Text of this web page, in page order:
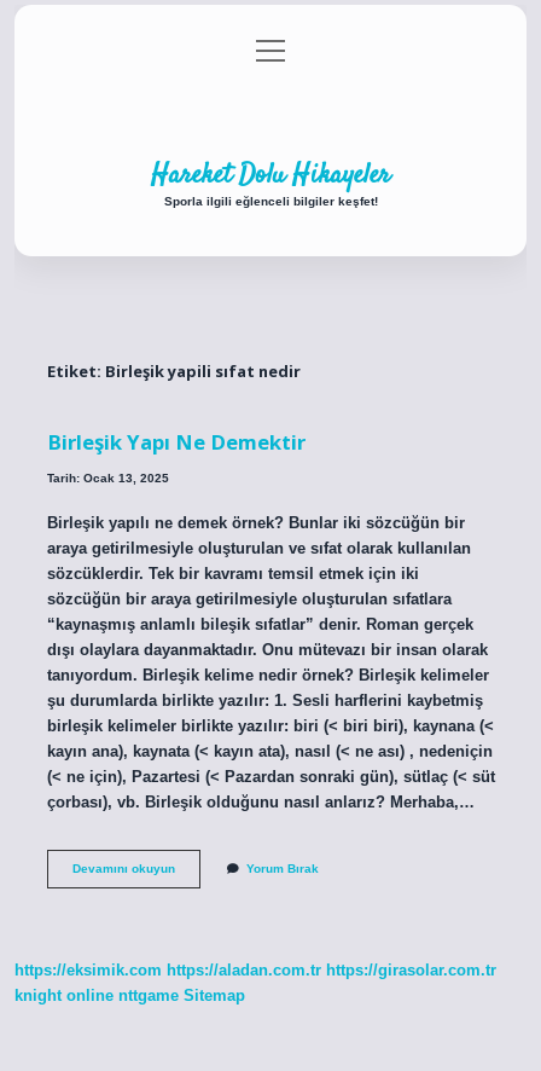
Gizlilik Politikası
menüyü
aç
Hareket Dolu Hikayeler
Sporla ilgili eğlenceli bilgiler keşfet!
Etiket: Birleşik yapili sıfat nedir
Birleşik Yapı Ne Demektir
Tarih: Ocak 13, 2025
Birleşik yapılı ne demek örnek? Bunlar iki sözcüğün bir
araya getirilmesiyle oluşturulan ve sıfat olarak kullanılan
sözcüklerdir. Tek bir kavramı temsil etmek için iki
sözcüğün bir araya getirilmesiyle oluşturulan sıfatlara
“kaynaşmış anlamlı bileşik sıfatlar” denir. Roman gerçek
dışı olaylara dayanmaktadır. Onu mütevazı bir insan olarak
tanıyordum. Birleşik kelime nedir örnek? Birleşik kelimeler
şu durumlarda birlikte yazılır: 1. Sesli harflerini kaybetmiş
birleşik kelimeler birlikte yazılır: biri (< biri biri), kaynana (<
kayın ana), kaynata (< kayın ata), nasıl (< ne ası) , nedeniçin
(< ne için), Pazartesi (< Pazardan sonraki gün), sütlaç (< süt
çorbası), vb. Birleşik olduğunu nasıl anlarız? Merhaba,…
Devamını okuyunBirleşik
Yorum Bırak
https://eksimik.com https://aladan.com.tr https://girasolar.com.tr
knight online nttgame Sitemap